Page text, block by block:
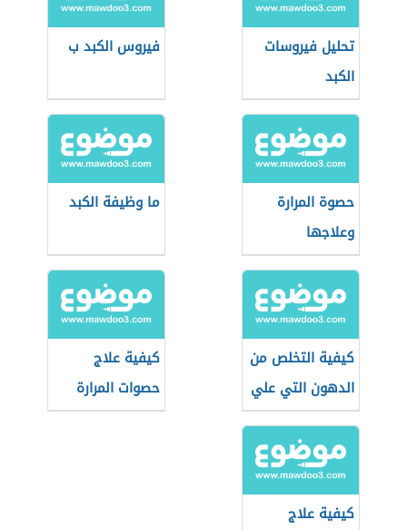
تحليل فيروسات
الكبد
فيروس الكبد ب
حصوة المرارة
وعلاجها
ما وظيفة الكبد
كيفية التخلص من
الدهون التي علي
الكبد
كيفية علاج
حصوات المرارة
بدون جراحة
كيفية علاج